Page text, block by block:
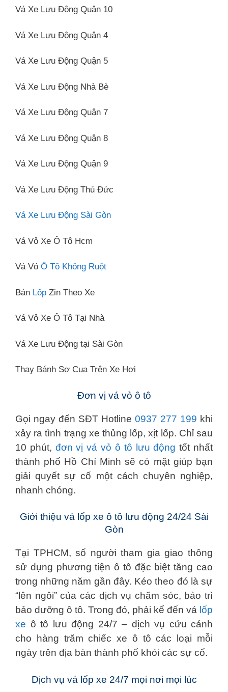
Vá Xe Lưu Động Quận 10
Vá Xe Lưu Động Quận 4
Vá Xe Lưu Động Quận 5
Vá Xe Lưu Động Nhà Bè
Vá Xe Lưu Động Quận 7
Vá Xe Lưu Động Quận 8
Vá Xe Lưu Động Quận 9
Vá Xe Lưu Động Thủ Đức
Vá Xe Lưu Động Sài Gòn
Vá Vỏ Xe Ô Tô Hcm
Vá Vỏ Ô Tô Không Ruột
Bán Lốp Zin Theo Xe
Vá Vỏ Xe Ô Tô Tại Nhà
Vá Xe Lưu Động tại Sài Gòn
Thay Bánh Sơ Cua Trên Xe Hơi
Đơn vị vá vỏ ô tô
Gọi ngay đến SĐT Hotline 0937 277 199 khi
xảy ra tình trạng xe thủng lốp, xịt lốp. Chỉ sau
10 phút, đơn vị vá vỏ ô tô lưu động tốt nhất
thành phố Hồ Chí Minh sẽ có mặt giúp bạn
giải quyết sự cố một cách chuyên nghiệp,
nhanh chóng.
Giới thiệu vá lốp xe ô tô lưu động 24/24 Sài
Gòn
Tại TPHCM, số người tham gia giao thông
sử dụng phương tiện ô tô đặc biệt tăng cao
trong những năm gần đây. Kéo theo đó là sự
“lên ngôi” của các dịch vụ chăm sóc, bảo trì
bảo dưỡng ô tô. Trong đó, phải kể đến vá lốp
xe ô tô lưu động 24/7 – dịch vụ cứu cánh
cho hàng trăm chiếc xe ô tô các loại mỗi
ngày trên địa bàn thành phố khỏi các sự cố.
Dịch vụ vá lốp xe 24/7 mọi nơi mọi lúc